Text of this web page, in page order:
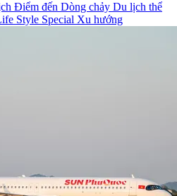
Điểm đến Dòng chảy Du lịch thể
Style Special Xu hướng